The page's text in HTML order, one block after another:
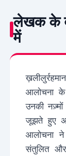
लेखक के
में
आलोचना के
उनकी
जूझते हुए
आलोचना
संतुलित और